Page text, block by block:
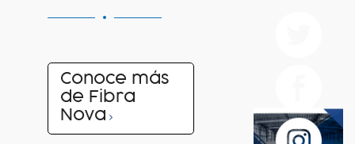
Conoce más
de Fibra
Nova